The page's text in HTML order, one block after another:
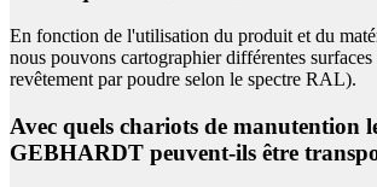
En fonction de l'utilisation du produit et du
nous pouvons cartographier différentes
revêtement par poudre selon le spectre RAL).
Avec quels chariots de manutention
GEBHARDT peuvent-ils être